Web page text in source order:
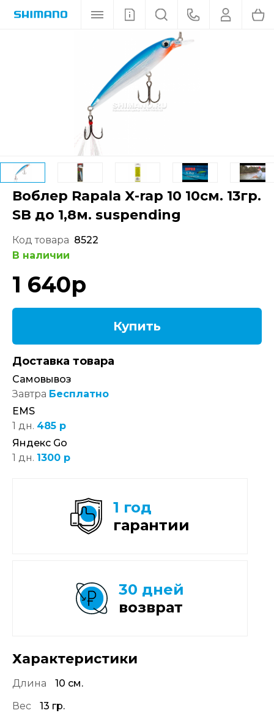
Воблер Rapala X-rap 10 10см. 13гр.
SB до 1,8м. suspending
Код товара 8522
В наличии
1 640р
Купить
Доставка товара
Самовывоз
Завтра Бесплатно
EMS
1 дн. 485 р
Яндекс Go
1 дн. 1300 р
Характеристики
Длина
10 см.
Вес
13 гр.
1 год
гарантии
30 дней
возврат